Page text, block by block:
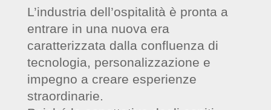
L’industria dell’ospitalità è pronta a
entrare in una nuova era
caratterizzata dalla confluenza di
tecnologia, personalizzazione e
impegno a creare esperienze
straordinarie.